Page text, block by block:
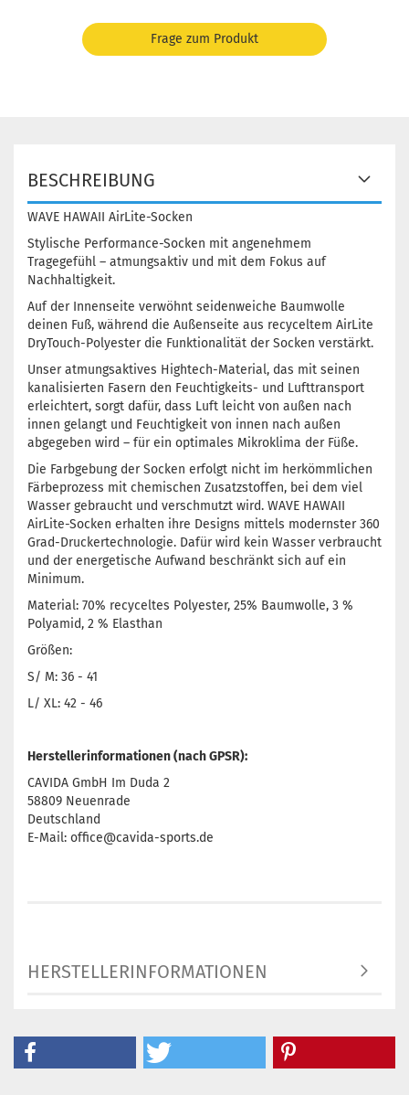
Frage zum Produkt
BESCHREIBUNG
WAVE HAWAII AirLite-Socken
Stylische Performance-Socken mit angenehmem
Tragegefühl – atmungsaktiv und mit dem Fokus auf
Nachhaltigkeit.
Auf der Innenseite verwöhnt seidenweiche Baumwolle
deinen Fuß, während die Außenseite aus recyceltem AirLite
DryTouch-Polyester die Funktionalität der Socken verstärkt.
Unser atmungsaktives Hightech-Material, das mit seinen
kanalisierten Fasern den Feuchtigkeits- und Lufttransport
erleichtert, sorgt dafür, dass Luft leicht von außen nach
innen gelangt und Feuchtigkeit von innen nach außen
abgegeben wird – für ein optimales Mikroklima der Füße.
Die Farbgebung der Socken erfolgt nicht im herkömmlichen
Färbeprozess mit chemischen Zusatzstoffen, bei dem viel
Wasser gebraucht und verschmutzt wird. WAVE HAWAII
AirLite-Socken erhalten ihre Designs mittels modernster 360
Grad-Druckertechnologie. Dafür wird kein Wasser verbraucht
und der energetische Aufwand beschränkt sich auf ein
Minimum.
Material: 70% recyceltes Polyester, 25% Baumwolle, 3 %
Polyamid, 2 % Elasthan
Größen:
S/ M: 36 - 41
L/ XL: 42 - 46
Herstellerinformationen (nach GPSR):
CAVIDA GmbH Im Duda 2
58809 Neuenrade
Deutschland
E-Mail: office@cavida-sports.de
HERSTELLERINFORMATIONEN